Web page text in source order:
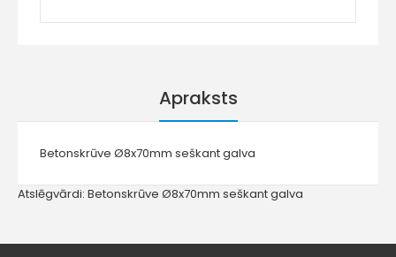
Apraksts
Betonskrūve Ø8x70mm seškant galva
Atslēgvārdi: Betonskrūve Ø8x70mm seškant galva